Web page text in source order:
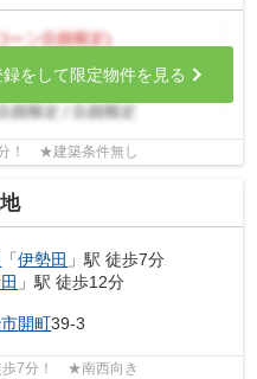
をして限定物件を見る
！ ★建築条件無し
「伊勢田 」駅 徒歩7分
」駅 徒歩12分
開町39-3
7分！ ★南西向き